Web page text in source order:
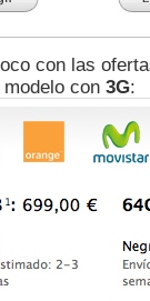
con las
con 3G: